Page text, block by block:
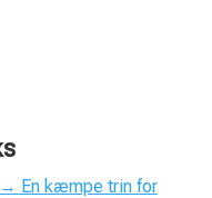
En kæmpe trin for